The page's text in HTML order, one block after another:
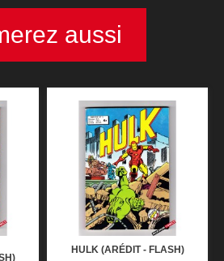
aussi
HULK (ARÉDIT - FLASH)